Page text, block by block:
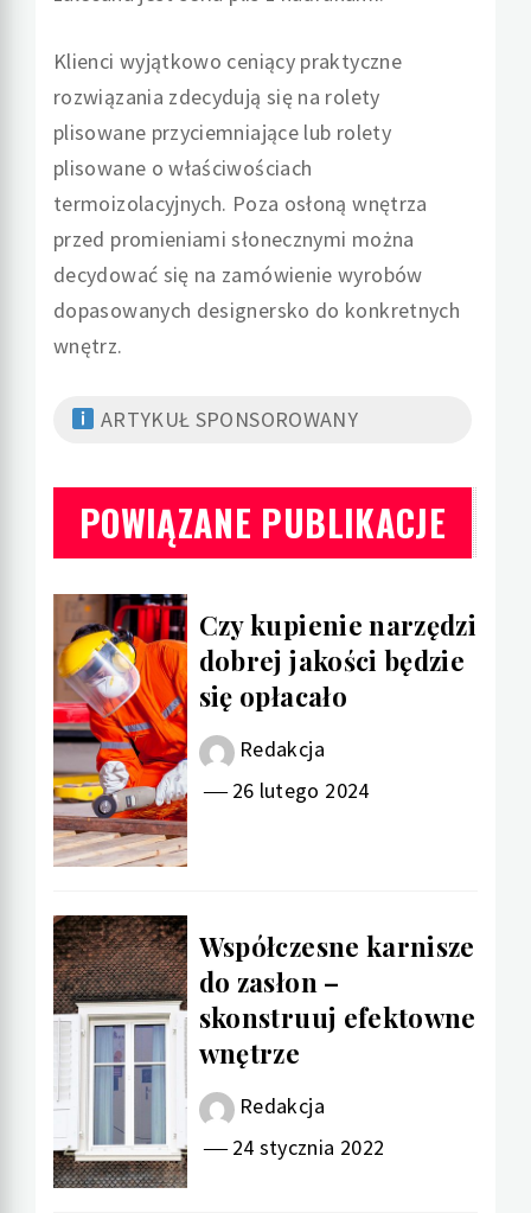
Klienci wyjątkowo ceniący praktyczne
rozwiązania zdecydują się na rolety
plisowane przyciemniające lub rolety
plisowane o właściwościach
termoizolacyjnych. Poza osłoną wnętrza
przed promieniami słonecznymi można
decydować się na zamówienie wyrobów
dopasowanych designersko do konkretnych
wnętrz.
ARTYKUŁ SPONSOROWANY
POWIĄZANE PUBLIKACJE
Czy kupienie narzędzi
dobrej jakości będzie
się opłacało
Redakcja
26 lutego 2024
Współczesne karnisze
do zasłon –
skonstruuj efektowne
wnętrze
Redakcja
24 stycznia 2022